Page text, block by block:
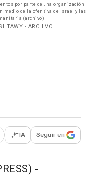
por parte de una organización
medio de la ofensiva de Israel y las
(archivo)
- ARCHIVO
opciones para
IA Seguir en
-